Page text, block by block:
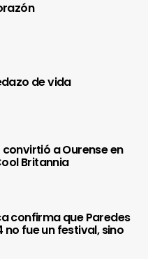
de vida
convirtió a Ourense en
Britannia
confirma que Paredes
no fue un festival, sino